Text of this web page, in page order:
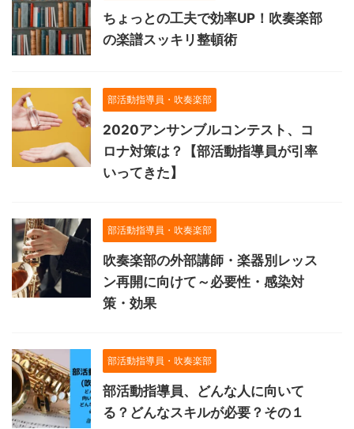
ちょっとの工夫で効率UP！吹奏楽部
の楽譜スッキリ整頓術
部活動指導員・吹奏楽部
2020アンサンブルコンテスト、コ
ロナ対策は？【部活動指導員が引率
いってきた】
部活動指導員・吹奏楽部
吹奏楽部の外部講師・楽器別レッス
ン再開に向けて～必要性・感染対
策・効果
部活動指導員・吹奏楽部
部活動指導員、どんな人に向いて
る？どんなスキルが必要？その１